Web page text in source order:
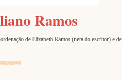
Ramos
de Elizabeth Ramos (neta do escritor) e